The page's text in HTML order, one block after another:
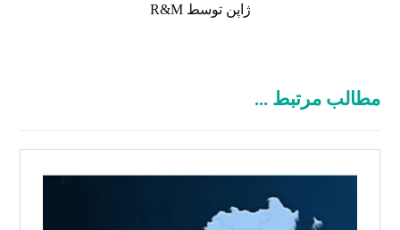
ژاپن توسط R&M
مطالب مرتبط ...